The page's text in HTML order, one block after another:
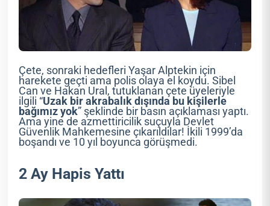
Çete, sonraki hedefleri Yaşar Alptekin için
harekete geçti ama polis olaya el koydu. Sibel
Can ve Hakan Ural, tutuklanan çete üyeleriyle
ilgili “Uzak bir akrabalık dışında bu kişilerle
bağımız yok” şeklinde bir basın açıklaması yaptı.
Ama yine de azmettiricilik suçuyla Devlet
Güvenlik Mahkemesine çıkarıldılar! İkili 1999’da
boşandı ve 10 yıl boyunca görüşmedi.
2 Ay Hapis Yattı